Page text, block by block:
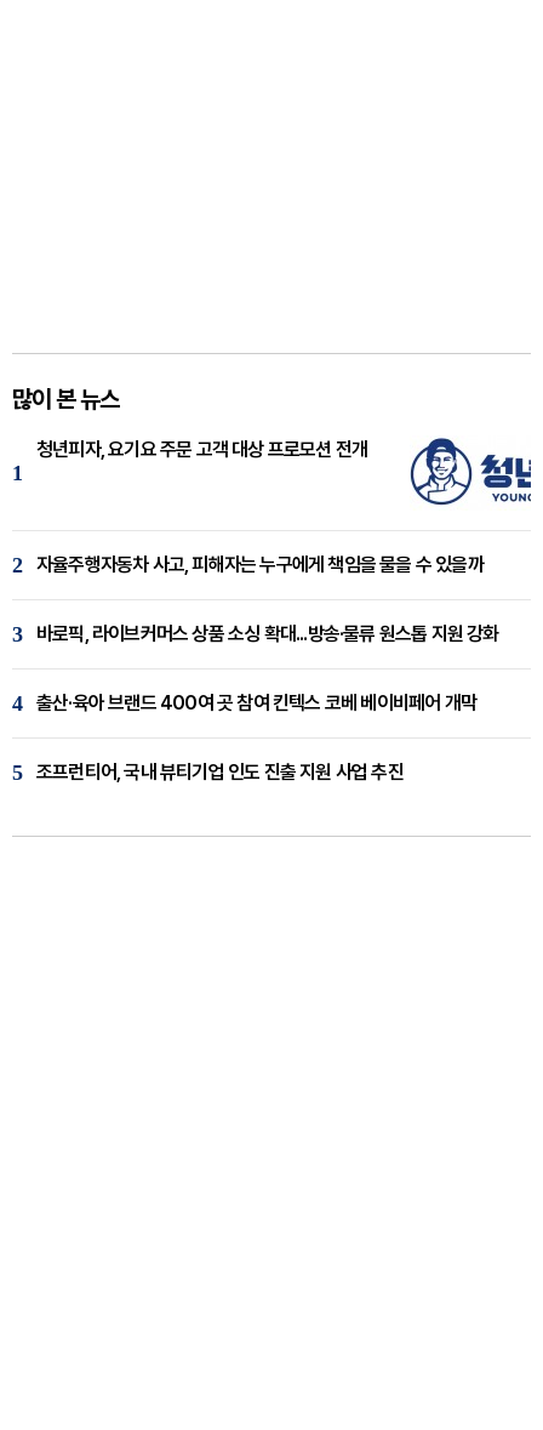
많이 본 뉴스
1
청년피자, 요기요 주문 고객 대상 프로모션 전개
2 자율주행자동차 사고, 피해자는 누구에게 책임을 물을 수 있을까
3 바로픽, 라이브커머스 상품 소싱 확대...방송·물류 원스톱 지원 강화
4 출산·육아 브랜드 400여 곳 참여 킨텍스 코베 베이비페어 개막
5 조프런티어, 국내 뷰티기업 인도 진출 지원 사업 추진